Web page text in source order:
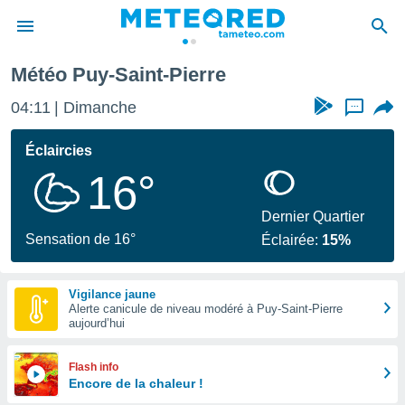
de
Météo Puy-Saint-Pierre
04:11 Dimanche ...
Éclaircies
16°
Sensation de 16°
Dernier Quartier
Éclairée: 15%
Vigilance jaune
Alerte canicule de niveau modéré à Puy-Saint-Pierre
aujourd’hui
Flash info
Encore de la chaleur !